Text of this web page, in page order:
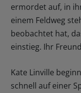
ermordet auf, in
einem Feldweg
beobachtet hat,
einstieg. Ihr
Kate Linville
schnell auf einer